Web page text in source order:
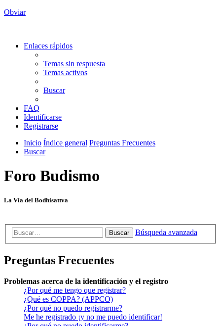
Obviar
Enlaces rápidos
Temas sin respuesta
Temas activos
Buscar
FAQ
Identificarse
Registrarse
Inicio Índice general Preguntas Frecuentes
Buscar
Foro Budismo
La Vía del Bodhisattva
Buscar Búsqueda avanzada
Preguntas Frecuentes
Problemas acerca de la identificación y el registro
¿Por qué me tengo que registrar?
¿Qué es COPPA? (APPCO)
¿Por qué no puedo registrarme?
Me he registrado ¡y no me puedo identificar!